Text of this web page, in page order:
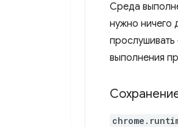
Среда
нужно ничего
выполнения